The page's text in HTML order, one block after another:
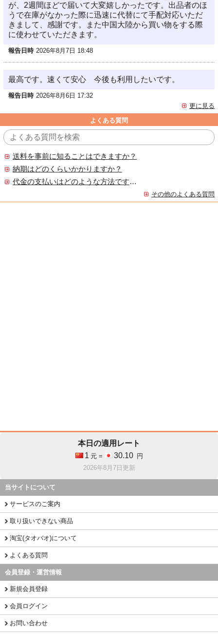
が、2週間ほどで届いて大変嬉しかったです。出品者のほ
うで在庫がなかった際に迅速に代替にて手配対応いただ
きまして、感謝です。また中国大陸から買い物をする際
に使わせていただきます。
報告日時 2026年8月7日 18:48
最高です。速くて安心 今後も利用したいです。
報告日時 2026年8月6日 17:32
更に見る
よくある質問
送料を事前に知ることはできますか？
納期はどのくらいかかりますか？
代金の支払いはどのような方法ですか？
その他のよくある質問
本日の適用レート
1 元 = 30.10
円
2026年8月7日更新
当サイトについて
サービスのご案内
取り扱いできない商品
淘宝(タオバオ)について
よくある質問
会員登録・運営情報
新規会員登録
会員ログイン
お問い合わせ